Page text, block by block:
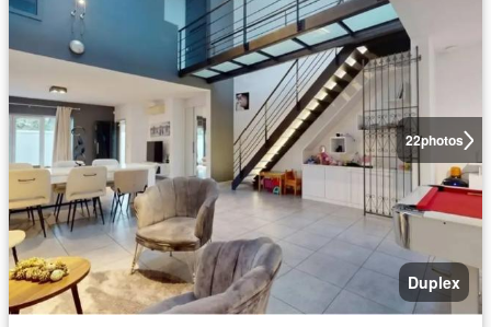
22photos
Duplex